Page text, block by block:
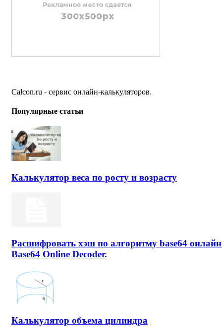
Calcon.ru - сервис онлайн-калькуляторов.
Популярные статьи
Калькулятор веса по росту и возрасту
Расшифровать хэш по алгоритму base64
Base64 Online Decoder.
Калькулятор объема цилиндра